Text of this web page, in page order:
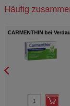
Häufig
CARMENTHIN bei